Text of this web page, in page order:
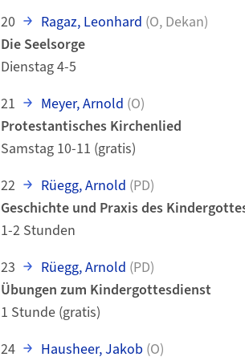
20
Ragaz, Leonhard (O, Dekan)
Die Seelsorge
Dienstag 4-5
21
Meyer, Arnold (O)
Protestantisches Kirchenlied
Samstag 10-11 (gratis)
22
Rüegg, Arnold (PD)
Geschichte und Praxis des
1-2 Stunden
23
Rüegg, Arnold (PD)
Übungen zum Kindergottesdienst
1 Stunde (gratis)
24
Hausheer, Jakob (O)